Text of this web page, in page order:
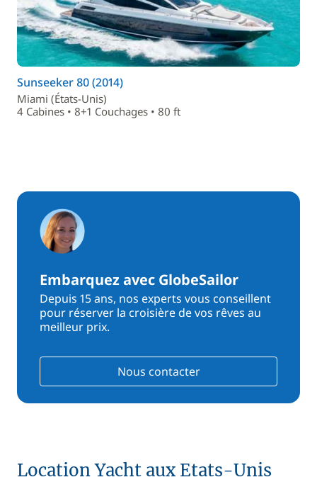
Sunseeker 80 (2014)
Miami (États-Unis)
4 Cabines • 8+1 Couchages • 80 ft
Embarquez avec GlobeSailor
Depuis 15 ans, nos experts vous conseillent
pour réserver la croisière de vos rêves au
meilleur prix.
Nous contacter
Location Yacht aux Etats-Unis